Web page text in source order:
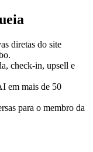
diretas do site
check-in, upsell e
em mais de 50
para o membro da